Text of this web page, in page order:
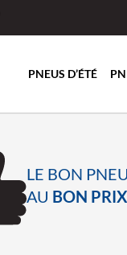
PNEUS D’ÉTÉ
LE BON PNEU
AU BON PRIX